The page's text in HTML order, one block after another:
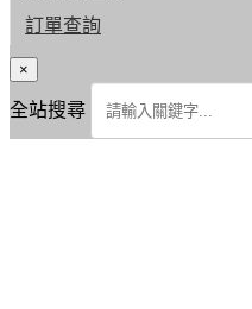
訂單查詢
×
全站搜尋